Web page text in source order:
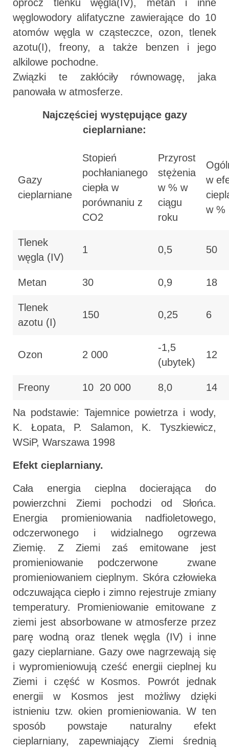
oprócz tlenku węgla(IV), metan i inne
węglowodory alifatyczne zawierające do 10
atomów węgla w cząsteczce, ozon, tlenek
azotu(I), freony, a także benzen i jego
alkilowe pochodne.
Związki te zakłóciły równowagę, jaka
panowała w atmosferze.
Najczęściej występujące gazy
cieplarniane:
Gazy
cieplarniane
Stopień
pochłanianego
ciepła w
porównaniu z
CO2
Przyrost
stężenia
w % w
ciągu
roku
w
w %
Tlenek
węgla (IV)
1 0,5 50
Metan 30 0,9 18
Tlenek
azotu (I)
150 0,25 6
Ozon 2 000
-1,5
(ubytek)
12
Freony 10  20 000 8,0 14
Na podstawie: Tajemnice powietrza i wody,
K. Łopata, P. Salamon, K. Tyszkiewicz,
WSiP, Warszawa 1998
Efekt cieplarniany.
Cała energia cieplna docierająca do
powierzchni Ziemi pochodzi od Słońca.
Energia promieniowania nadfioletowego,
odczerwonego i widzialnego ogrzewa
Ziemię. Z Ziemi zaś emitowane jest
promieniowanie podczerwone  zwane
promieniowaniem cieplnym. Skóra człowieka
odczuwająca ciepło i zimno rejestruje zmiany
temperatury. Promieniowanie emitowane z
ziemi jest absorbowane w atmosferze przez
parę wodną oraz tlenek węgla (IV) i inne
gazy cieplarniane. Gazy owe nagrzewają się
i wypromieniowują cześć energii cieplnej ku
Ziemi i część w Kosmos. Powrót jednak
energii w Kosmos jest możliwy dzięki
istnieniu tzw. okien promieniowania. W ten
sposób powstaje naturalny efekt
cieplarniany, zapewniający Ziemi średnią